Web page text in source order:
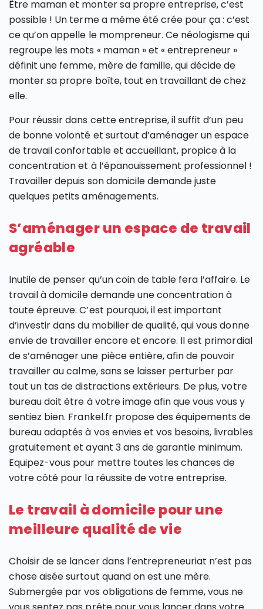
Être maman et monter sa propre entreprise, c’est
possible ! Un terme a même été crée pour ça : c’est
ce qu’on appelle le mompreneur. Ce néologisme qui
regroupe les mots « maman » et « entrepreneur »
définit une femme, mère de famille, qui décide de
monter sa propre boîte, tout en travaillant de chez
elle.
Pour réussir dans cette entreprise, il suffit d’un peu
de bonne volonté et surtout d’aménager un espace
de travail confortable et accueillant, propice à la
concentration et à l’épanouissement professionnel !
Travailler depuis son domicile demande juste
quelques petits aménagements.
S’aménager un espace de travail
agréable
Inutile de penser qu’un coin de table fera l’affaire. Le
travail à domicile demande une concentration à
toute épreuve. C’est pourquoi, il est important
d’investir dans du mobilier de qualité, qui vous donne
envie de travailler encore et encore. Il est primordial
de s’aménager une pièce entière, afin de pouvoir
travailler au calme, sans se laisser perturber par
tout un tas de distractions extérieurs. De plus, votre
bureau doit être à votre image afin que vous vous y
sentiez bien. Frankel.fr propose des équipements de
bureau adaptés à vos envies et vos besoins, livrables
gratuitement et ayant 3 ans de garantie minimum.
Equipez-vous pour mettre toutes les chances de
votre côté pour la réussite de votre entreprise.
Le travail à domicile pour une
meilleure qualité de vie
Choisir de se lancer dans l’entrepreneuriat n’est pas
chose aisée surtout quand on est une mère.
Submergée par vos obligations de femme, vous ne